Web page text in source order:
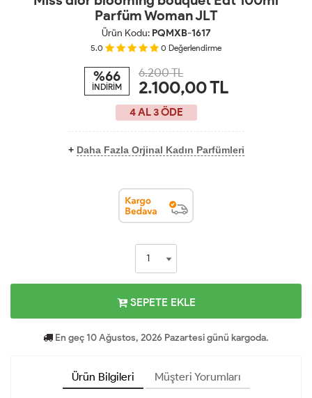
Parfüm Woman JLT
Ürün Kodu: PQMXB-1617
5.0 0 Değerlendirme
%66
İNDİRİM
6.200 TL
2.100,00TL
4 AL 3 ÖDE
+ Daha Fazla Orjinal Kadın Parfümleri
SEPETE EKLE
En geç 10 Ağustos, 2026 Pazartesi günü kargoda.
Ürün Bilgileri Müşteri Yorumları